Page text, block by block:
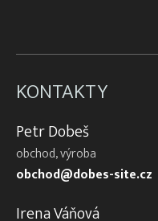
KONTAKTY
Petr Dobeš
obchod, výroba
obchod@dobes-site.cz
Irena Váňová